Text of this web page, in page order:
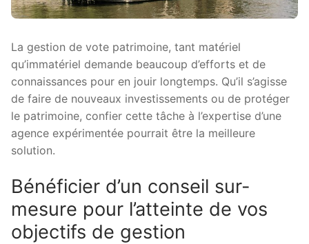
La gestion de vote patrimoine, tant matériel
qu’immatériel demande beaucoup d’efforts et de
connaissances pour en jouir longtemps. Qu’il s’agisse
de faire de nouveaux investissements ou de protéger
le patrimoine, confier cette tâche à l’expertise d’une
agence expérimentée pourrait être la meilleure
solution.
Bénéficier d’un conseil sur-
mesure pour l’atteinte de vos
objectifs de gestion